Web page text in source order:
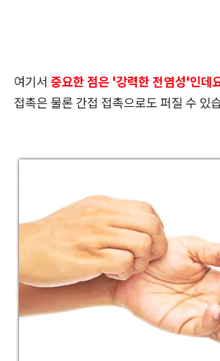
여기서 중요한 점은 '강력한 전염성'인데
접촉은 물론 간접 접촉으로도 퍼질 수 있